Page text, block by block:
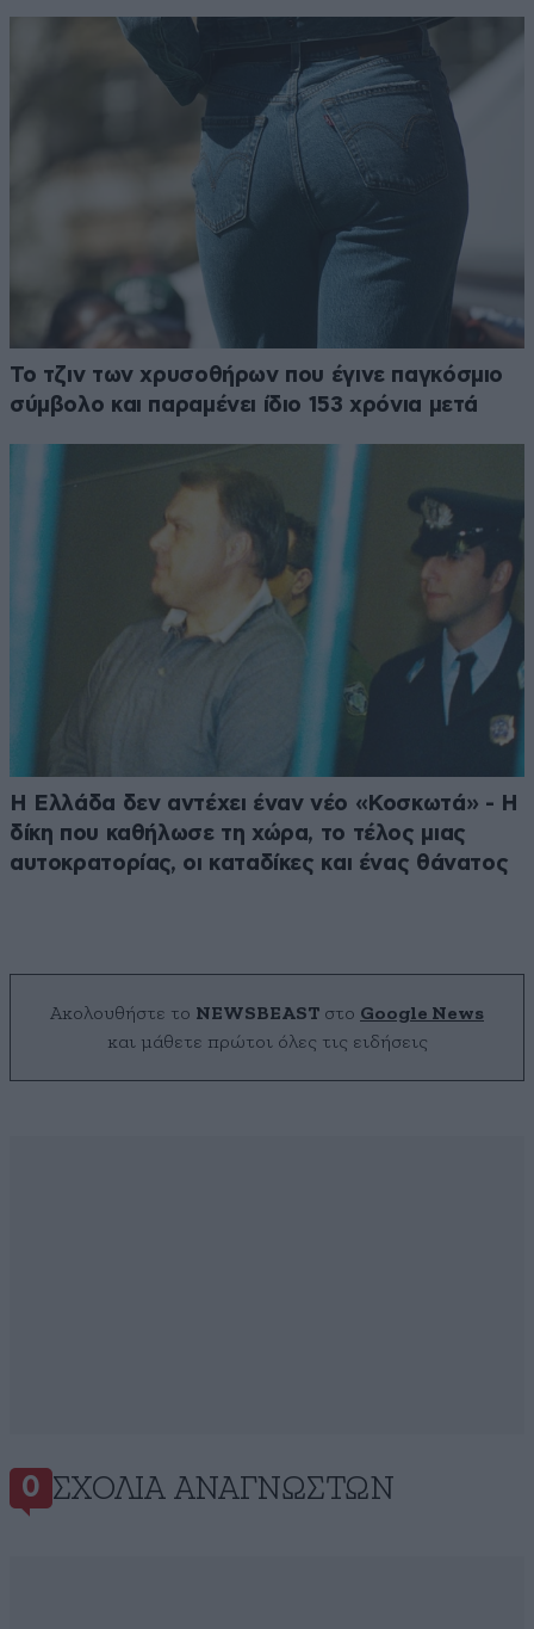
Το τζιν των χρυσοθήρων που έγινε παγκόσμιο
σύμβολο και παραμένει ίδιο 153 χρόνια μετά
Η Ελλάδα δεν αντέχει έναν νέο «Κοσκωτά» - Η
δίκη που καθήλωσε τη χώρα, το τέλος μιας
αυτοκρατορίας, οι καταδίκες και ένας θάνατος
Ακολουθήστε το NEWSBEAST στο Google News
και μάθετε πρώτοι όλες τις ειδήσεις
0 ΣΧΌΛΙΑ ΑΝΑΓΝΩΣΤΏΝ